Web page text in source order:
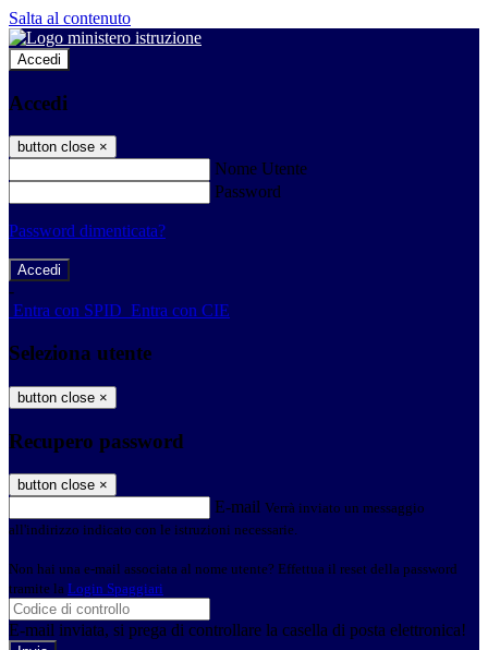
Salta al contenuto
Accedi
Accedi
button close ×
Nome Utente
Password
Password dimenticata?
-
Entra con SPID Entra con CIE
Seleziona utente
button close ×
Recupero password
button close ×
E-mail Verrà inviato un messaggio
all'indirizzo indicato con le istruzioni necessarie.
Non hai una e-mail associata al nome utente? Effettua il reset della password
tramite la Login Spaggiari
E-mail inviata, si prega di controllare la casella di posta elettronica!